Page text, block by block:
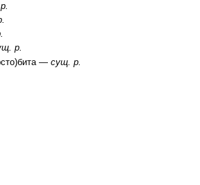
р.
—сущ. р.